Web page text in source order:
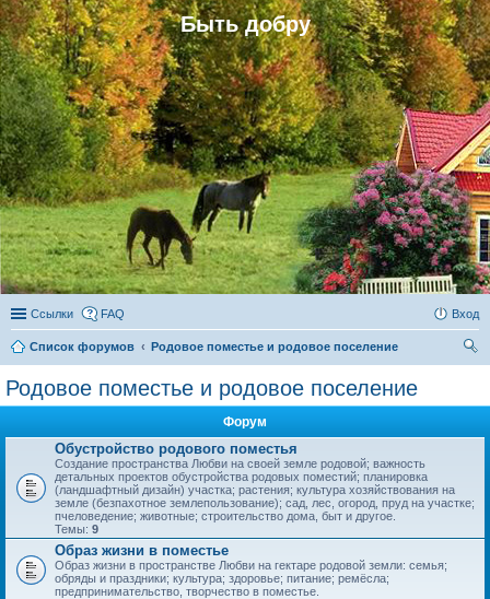
Быть добру
Ссылки FAQ Вход
Список форумов
Родовое поместье и родовое поселение
Родовое поместье и родовое поселение
Форум
Обустройство родового поместья
Создание пространства Любви на своей земле родовой; важность
детальных проектов обустройства родовых поместий; планировка
(ландшафтный дизайн) участка; растения; культура хозяйствования на
земле (безпахотное землепользование); сад, лес, огород, пруд на участке;
пчеловедение; животные; строительство дома, быт и другое.
Темы: 9
Образ жизни в поместье
Образ жизни в пространстве Любви на гектаре родовой земли: семья;
обряды и праздники; культура; здоровье; питание; ремёсла;
предпринимательство, творчество в поместье.